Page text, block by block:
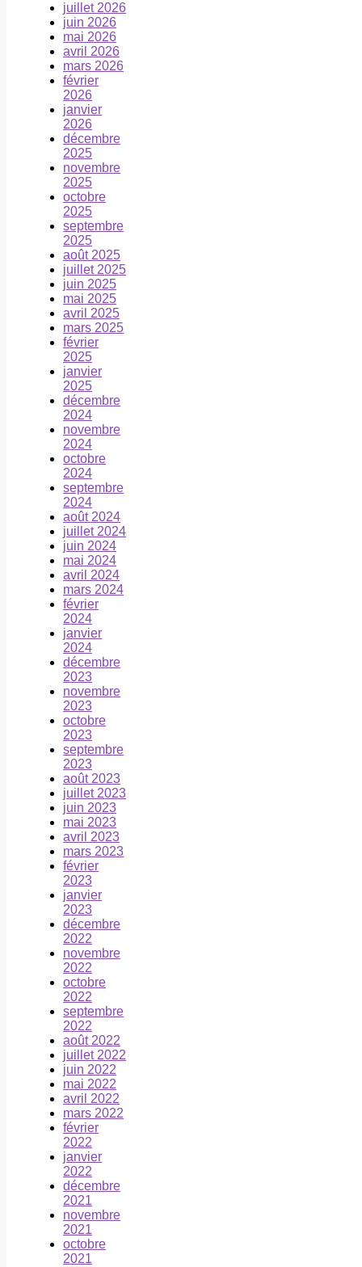
juillet 2026
juin 2026
mai 2026
avril 2026
mars 2026
février
2026
janvier
2026
décembre
2025
novembre
2025
octobre
2025
septembre
2025
août 2025
juillet 2025
juin 2025
mai 2025
avril 2025
mars 2025
février
2025
janvier
2025
décembre
2024
novembre
2024
octobre
2024
septembre
2024
août 2024
juillet 2024
juin 2024
mai 2024
avril 2024
mars 2024
février
2024
janvier
2024
décembre
2023
novembre
2023
octobre
2023
septembre
2023
août 2023
juillet 2023
juin 2023
mai 2023
avril 2023
mars 2023
février
2023
janvier
2023
décembre
2022
novembre
2022
octobre
2022
septembre
2022
août 2022
juillet 2022
juin 2022
mai 2022
avril 2022
mars 2022
février
2022
janvier
2022
décembre
2021
novembre
2021
octobre
2021